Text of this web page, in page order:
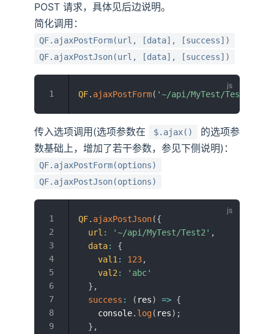
POST 请求，具体见后边说明。
简化调用：
QF.ajaxPostForm(url, [data], [success])
QF.ajaxPostJson(url, [data], [success])
QF. ajaxPostForm( '~/api/MyTest/Test1'
传入选项调用(选项参数在 $.ajax()
的选项参
数基础上，增加了若干参数，参见下侧说明)：
QF.ajaxPostForm(options)
QF.ajaxPostJson(options)
QF. ajaxPostJson({
url : '~/api/MyTest/Test2' ,
data:
{
val1 : 123,
val2 :
'abc'
} ,
success : ( res) => {
    console
. log( res) ;
} ,